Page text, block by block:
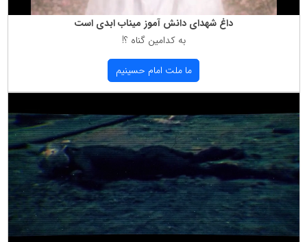
داغ شهدای دانش آموز میناب ابدی است
به كدامین گناه ؟!
ما ملت امام حسینیم